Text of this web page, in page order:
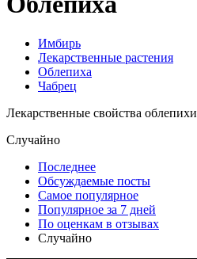
Имбирь
Лекарственные растения
Облепиха
Чабрец
Лекарственные свойства облепихи
Случайно
Последнее
Обсуждаемые посты
Самое популярное
Популярное за 7 дней
По оценкам в отзывах
Случайно